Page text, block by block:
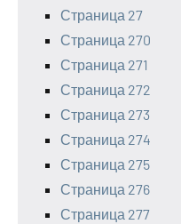
Страница 27
Страница 270
Страница 271
Страница 272
Страница 273
Страница 274
Страница 275
Страница 276
Страница 277